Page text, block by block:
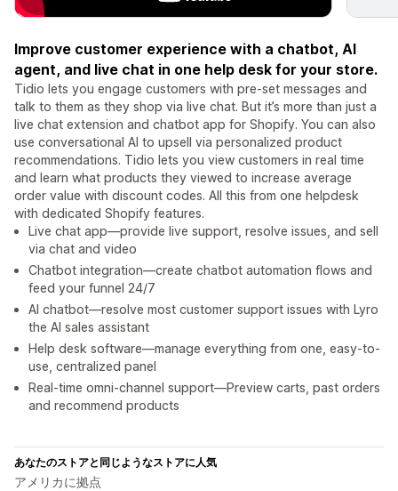
Improve customer experience with a chatbot, AI
agent, and live chat in one help desk for your store.
Tidio lets you engage customers with pre-set messages and
talk to them as they shop via live chat. But it’s more than just a
live chat extension and chatbot app for Shopify. You can also
use conversational AI to upsell via personalized product
recommendations. Tidio lets you view customers in real time
and learn what products they viewed to increase average
order value with discount codes. All this from one helpdesk
with dedicated Shopify features.
Live chat app—provide live support, resolve issues, and sell
via chat and video
Chatbot integration—create chatbot automation flows and
feed your funnel 24/7
AI chatbot—resolve most customer support issues with Lyro
the AI sales assistant
Help desk software—manage everything from one, easy-to-
use, centralized panel
Real-time omni-channel support—Preview carts, past orders
and recommend products
あなたのストアと同じようなストアに人気
アメリカに拠点